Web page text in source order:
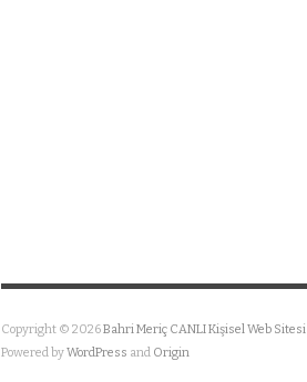
Copyright © 2026Bahri Meriç CANLI Kişisel Web Sitesi
Powered byWordPress and Origin